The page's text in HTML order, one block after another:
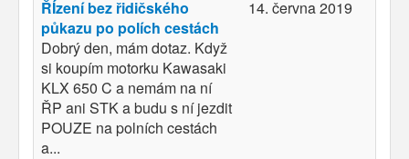
ŘÍzení bez řidičského
půkazu po polích cestách
Dobrý den, mám dotaz. Když
si koupím motorku Kawasaki
KLX 650 C a nemám na ní
ŘP ani STK a budu s ní jezdit
POUZE na polních cestách
a...
14. června 2019